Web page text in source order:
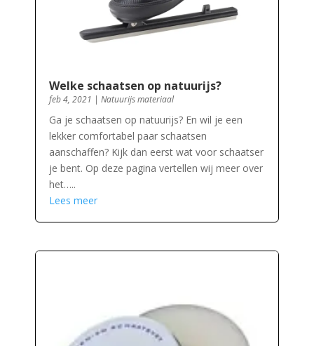
Welke schaatsen op natuurijs?
feb 4, 2021 | Natuurijs materiaal
Ga je schaatsen op natuurijs? En wil je een
lekker comfortabel paar schaatsen
aanschaffen? Kijk dan eerst wat voor schaatser
je bent. Op deze pagina vertellen wij meer over
het…..
Lees meer